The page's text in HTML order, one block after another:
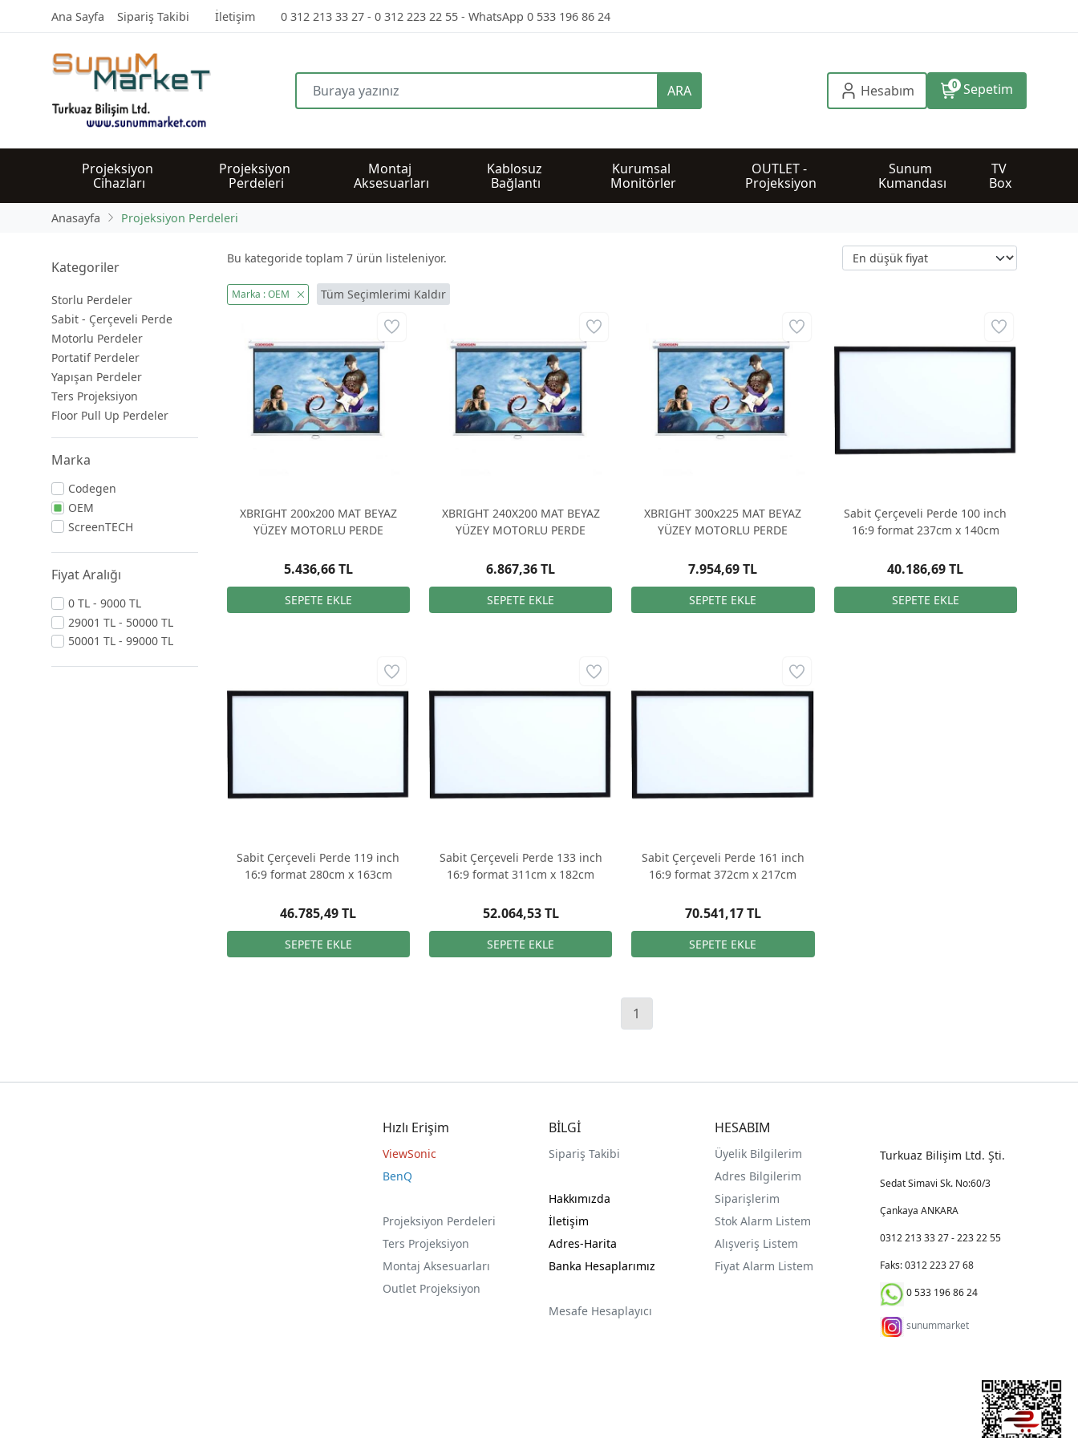
Ana Sayfa Sipariş Takibi İletişim 0 312 213 33 27 - 0 312 223 22 55 - WhatsApp 0 533 196 86 24
ARA Hesabım 0 Sepetim
Projeksiyon
Cihazları
Projeksiyon
Perdeleri
Montaj
Aksesuarları
Kablosuz
Bağlantı
Kurumsal
Monitörler
OUTLET -
Projeksiyon
Sunum
Kumandası
TV
Box
Anasayfa Projeksiyon Perdeleri
Kategoriler
Storlu Perdeler
Sabit - Çerçeveli Perde
Motorlu Perdeler
Portatif Perdeler
Yapışan Perdeler
Ters Projeksiyon
Floor Pull Up Perdeler
Marka
Codegen
OEM
ScreenTECH
Fiyat Aralığı
0 TL - 9000 TL
29001 TL - 50000 TL
50001 TL - 99000 TL
Bu kategoride toplam 7ürün listeleniyor.
Marka : OEM Tüm Seçimlerimi Kaldır
XBRIGHT 200x200 MAT BEYAZ
YÜZEY MOTORLU PERDE
5.436,66 TL
XBRIGHT 240X200 MAT BEYAZ
YÜZEY MOTORLU PERDE
6.867,36 TL
XBRIGHT 300x225 MAT BEYAZ
YÜZEY MOTORLU PERDE
7.954,69 TL
Sabit Çerçeveli Perde 100 inch
16:9 format 237cm x 140cm
40.186,69 TL
Sabit Çerçeveli Perde 119 inch
16:9 format 280cm x 163cm
46.785,49 TL
Sabit Çerçeveli Perde 133 inch
16:9 format 311cm x 182cm
52.064,53 TL
Sabit Çerçeveli Perde 161 inch
16:9 format 372cm x 217cm
70.541,17 TL
1
Hızlı Erişim
ViewSonic
BenQ
Projeksiyon Perdeleri
Ters Projeksiyon
Montaj Aksesuarları
Outlet Projeksiyon
BİLGİ
Sipariş Takibi
Hakkımızda
İletişim
Adres-Harita
Banka Hesaplarımız
Mesafe Hesaplayıcı
HESABIM
Üyelik Bilgilerim
Adres Bilgilerim
Siparişlerim
Stok Alarm Listem
Alışveriş Listem
Fiyat Alarm Listem
Turkuaz Bilişim Ltd. Şti.
Sedat Simavi Sk. No:60/3
Çankaya ANKARA
0312 213 33 27 - 223 22 55
Faks: 0312 223 27 68
0 533 196 86 24
sunummarket